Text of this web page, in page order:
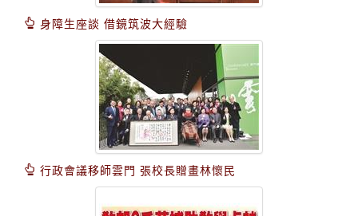
身障生座談 借鏡筑波大經驗
行政會議移師雲門 張校長贈畫林懷民